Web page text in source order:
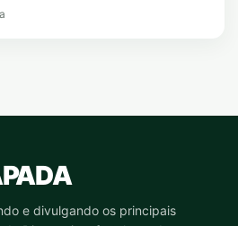
e divulgando os principais